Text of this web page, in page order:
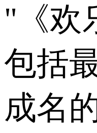
"《欢
包括
成名